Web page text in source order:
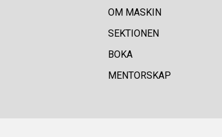
OM MASKIN
SEKTIONEN
BOKA
MENTORSKAP